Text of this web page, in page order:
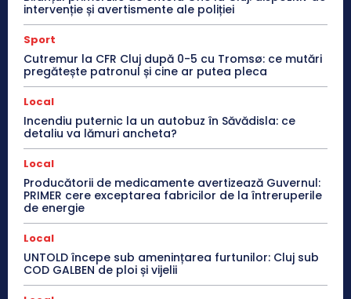
intervenție și avertismente ale poliției
Sport
Cutremur la CFR Cluj după 0-5 cu Tromsø: ce mutări
pregătește patronul și cine ar putea pleca
Local
Incendiu puternic la un autobuz în Săvădisla: ce
detaliu va lămuri ancheta?
Local
Producătorii de medicamente avertizează Guvernul:
PRIMER cere exceptarea fabricilor de la întreruperile
de energie
Local
UNTOLD începe sub amenințarea furtunilor: Cluj sub
COD GALBEN de ploi și vijelii